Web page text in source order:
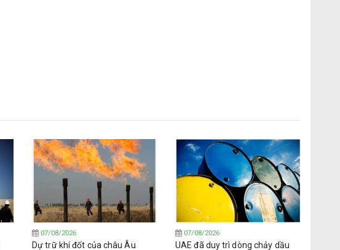
07/08/2026
Dự trữ khí đốt của châu Âu
07/08/2026
UAE đã duy trì dòng chảy dầu